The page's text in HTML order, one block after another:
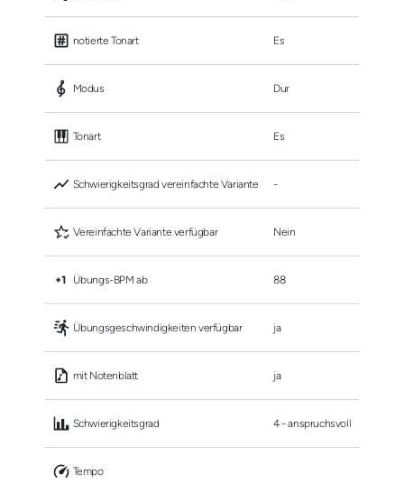
notierte Tonart Es
Modus Dur
Tonart Es
Schwierigkeitsgrad vereinfachte Variante -
Vereinfachte Variante verfügbar Nein
Übungs-BPM ab 88
Übungsgeschwindigkeiten verfügbar ja
mit Notenblatt ja
Schwierigkeitsgrad 4 - anspruchsvoll
Tempo